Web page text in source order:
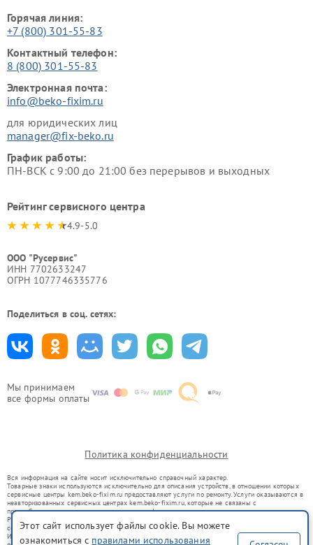
Мы принимаем
все формы оплаты
Горячая линия:
+7 (800) 301-55-83
Контактный телефон:
8 (800) 301-55-83
Электронная почта:
info@beko-fixim.ru
для юридических лиц
manager@fix-beko.ru
График работы:
ПН-ВСК с 9:00 до 21:00 без перерывов и выходных
Рейтинг сервисного центра
4.9-5.0
ООО "Русервис"
ИНН 7702633247
ОГРН 1077746335776
Поделиться в соц. сетях:
Политика конфиденциальности
Вся информация на сайте носит исключительно справочный характер.
Товарные знаки используются исключительно для описания устройств, в отношении которых
сервисные центры kem.beko-fixim.ru предоставляют услуги по ремонту. Услуги оказываются в
неавторизованных сервисных центрах kem.beko-fixim.ru, которые не связаны с
правообладателями товарных знаков или их официальными представителями.
Ремонт осуществляется для устройств, уже введенных в гражданский оборот в соответствии
со статьей 1487 ГК РФ.
Использование товарных знаков не преследует цели индивидуализации услуг или введения
Этот сайт использует файлы cookie. Вы можете
ознакомиться с правилами использования